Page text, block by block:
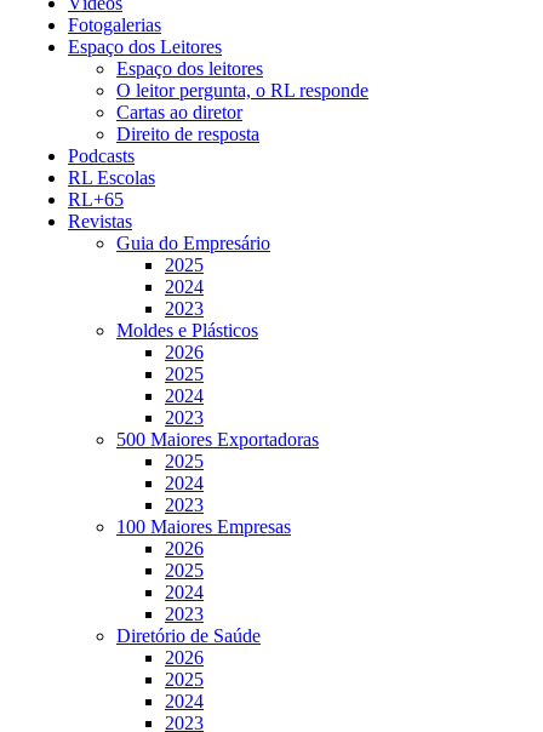
Fotogalerias
Espaço dos Leitores
Espaço dos leitores
O leitor pergunta, o RL responde
Cartas ao diretor
Direito de resposta
Podcasts
RL Escolas
RL+65
Revistas
Guia do Empresário
2025
2024
2023
Moldes e Plásticos
2026
2025
2024
2023
500 Maiores Exportadoras
2025
2024
2023
100 Maiores Empresas
2026
2025
2024
2023
Diretório de Saúde
2026
2025
2024
2023